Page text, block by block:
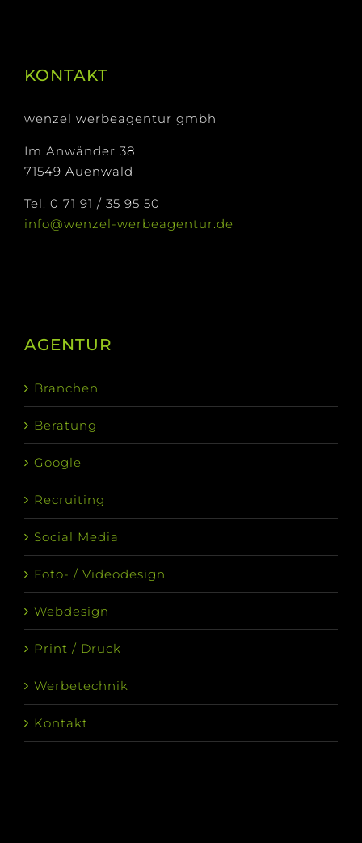
KONTAKT
wenzel werbeagentur gmbh
Im Anwänder 38
71549 Auenwald
Tel. 0 71 91 / 35 95 50
info@wenzel-werbeagentur.de
AGENTUR
Branchen
Beratung
Google
Recruiting
Social Media
Foto- / Videodesign
Webdesign
Print / Druck
Werbetechnik
Kontakt